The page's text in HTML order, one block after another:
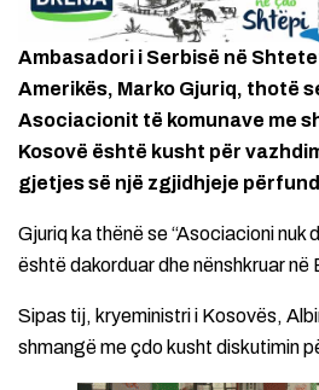
Ambasadori i Serbisë në
Amerikës, Marko Gjuriq, thotë
Asociacionit të komunave me
Kosovë është kusht për
gjetjes së një zgjidhjeje
Gjuriq ka thënë se “Asociacioni
është dakorduar dhe nënshkruar në
Sipas tij, kryeministri i Kosovës,
shmangë me çdo kusht diskutimin